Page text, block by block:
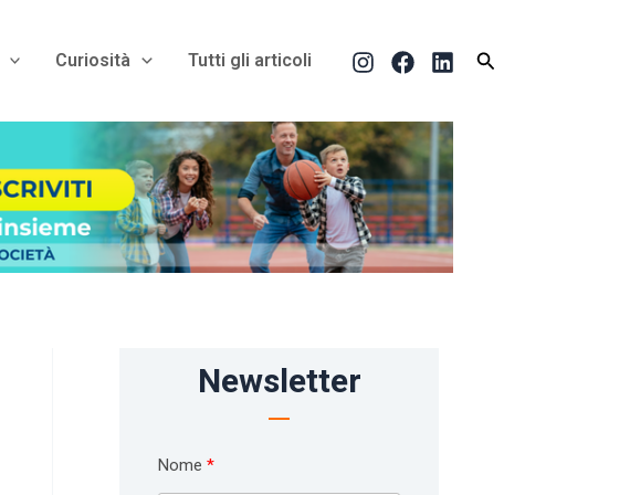
Curiosità Tutti gli articoli Cerca
Newsletter
Nome